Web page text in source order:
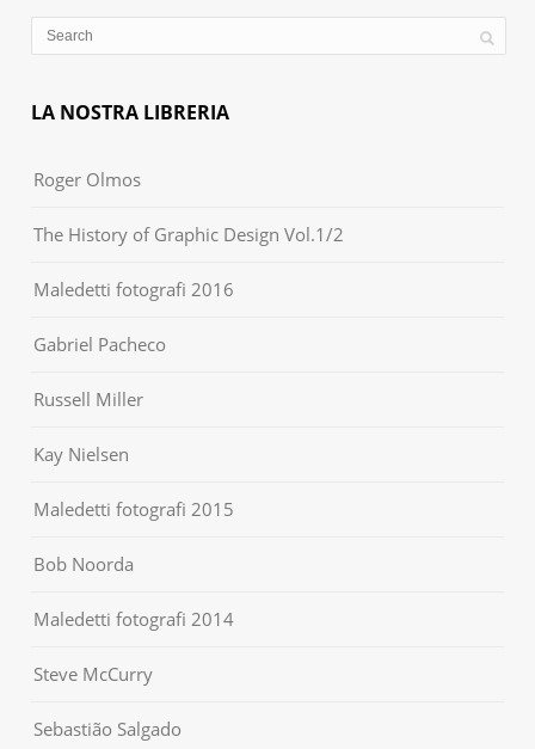
LA NOSTRA LIBRERIA
Roger Olmos
The History of Graphic Design Vol.1/2
Maledetti fotografi 2016
Gabriel Pacheco
Russell Miller
Kay Nielsen
Maledetti fotografi 2015
Bob Noorda
Maledetti fotografi 2014
Steve McCurry
Sebastião Salgado